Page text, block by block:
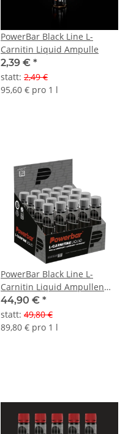
PowerBar Black Line L-
Carnitin Liquid Ampulle
2,39 € *
statt: 2,49 €
95,60 € pro 1 l
PowerBar Black Line L-
Carnitin Liquid Ampullen
20er Box
44,90 € *
statt: 49,80 €
89,80 € pro 1 l